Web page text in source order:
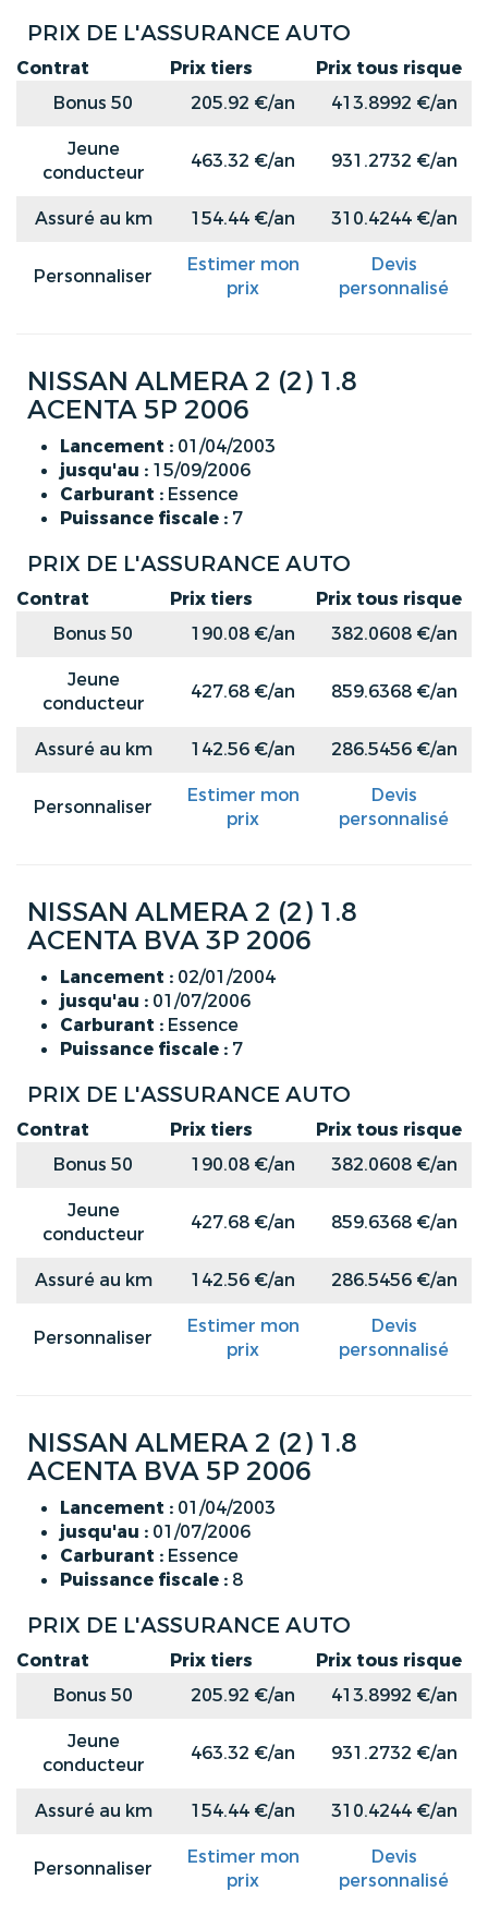
PRIX DE L'ASSURANCE AUTO
Contrat Prix tiers
Prix tous risque
Bonus 50
205.92 €/an
413.8992 €/an
Jeune
conducteur
463.32 €/an 931.2732 €/an
Assuré au km 154.44 €/an 310.4244 €/an
Personnaliser
Estimer mon
prix
Devis
personnalisé
NISSAN ALMERA 2 (2) 1.8
ACENTA 5P 2006
Lancement : 01/04/2003
jusqu'au : 15/09/2006
Carburant : Essence
Puissance fiscale : 7
PRIX DE L'ASSURANCE AUTO
Contrat Prix tiers
Prix tous risque
Bonus 50
190.08 €/an
382.0608 €/an
Jeune
conducteur
427.68 €/an 859.6368 €/an
Assuré au km 142.56 €/an 286.5456 €/an
Personnaliser
Estimer mon
prix
Devis
personnalisé
NISSAN ALMERA 2 (2) 1.8
ACENTA BVA 3P 2006
Lancement : 02/01/2004
jusqu'au : 01/07/2006
Carburant : Essence
Puissance fiscale : 7
PRIX DE L'ASSURANCE AUTO
Contrat Prix tiers
Prix tous risque
Bonus 50
190.08 €/an
382.0608 €/an
Jeune
conducteur
427.68 €/an 859.6368 €/an
Assuré au km 142.56 €/an 286.5456 €/an
Personnaliser
Estimer mon
prix
Devis
personnalisé
NISSAN ALMERA 2 (2) 1.8
ACENTA BVA 5P 2006
Lancement : 01/04/2003
jusqu'au : 01/07/2006
Carburant : Essence
Puissance fiscale : 8
PRIX DE L'ASSURANCE AUTO
Contrat Prix tiers
Prix tous risque
Bonus 50
205.92 €/an
413.8992 €/an
Jeune
conducteur
463.32 €/an 931.2732 €/an
Assuré au km 154.44 €/an 310.4244 €/an
Personnaliser
Estimer mon
prix
Devis
personnalisé